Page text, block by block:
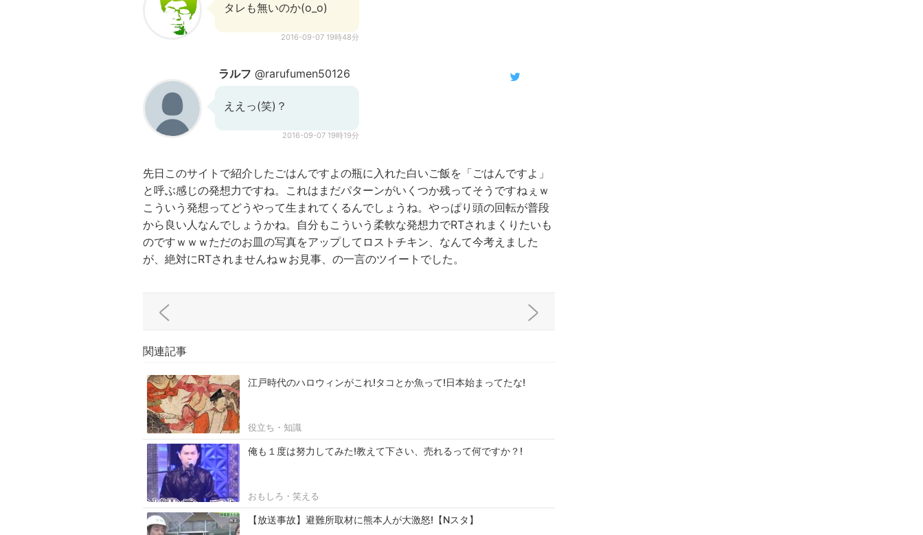
タレも無いのか(o_o)
2016-09-07 19時48分
ラルフ @rarufumen50126
ええっ(笑)？
2016-09-07 19時19分
先日このサイトで紹介したごはんですよの瓶に入れた白いご飯を「ごはんですよ」
と呼ぶ感じの発想力ですね。これはまだパターンがいくつか残ってそうですねぇｗ
こういう発想ってどうやって生まれてくるんでしょうね。やっぱり頭の回転が普段
から良い人なんでしょうかね。自分もこういう柔軟な発想力でRTされまくりたいも
のですｗｗｗただのお皿の写真をアップしてロストチキン、なんて今考えました
が、絶対にRTされませんねｗお見事、の一言のツイートでした。
関連記事
江戸時代のハロウィンがこれ!タコとか魚って!日本始まってたな!
役立ち・知識
俺も１度は努力してみた!教えて下さい、売れるって何ですか？!
おもしろ・笑える
【放送事故】避難所取材に熊本人が大激怒!【Nスタ】